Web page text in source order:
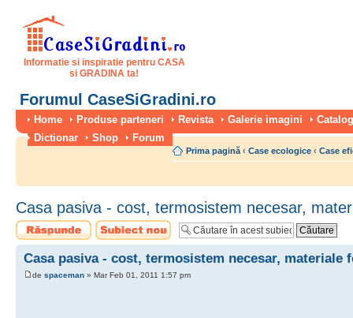
Informatie si inspiratie pentru CASA
si GRADINA ta!
Forumul CaseSiGradini.ro
Home Produse parteneri Revista Galerie imagini
Dictionar
Shop Forum
Prima pagină ‹ Case ecologice ‹ Case
Casa pasiva - cost, termosistem necesar,
Scrie un răspuns
Scrie un subiect
nou
Casa pasiva - cost, termosistem necesar, materiale
de spaceman » Mar Feb 01, 2011 1:57 pm